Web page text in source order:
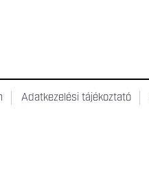
Adatkezelési tájékoztató